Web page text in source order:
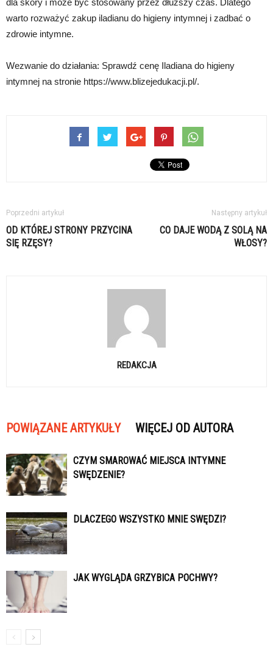
dla skóry i może być stosowany przez dłuższy czas. Dlatego
warto rozważyć zakup iladianu do higieny intymnej i zadbać o
zdrowie intymne.
Wezwanie do działania: Sprawdź cenę Iladiana do higieny
intymnej na stronie https://www.blizejedukacji.pl/.
Poprzedni artykuł
OD KTÓREJ STRONY PRZYCINA
SIĘ RZĘSY?
Następny artykuł
CO DAJE WODĄ Z SOLĄ NA
WŁOSY?
REDAKCJA
POWIĄZANE ARTYKUŁY WIĘCEJ OD AUTORA
CZYM SMAROWAĆ MIEJSCA INTYMNE
SWĘDZENIE?
DLACZEGO WSZYSTKO MNIE SWĘDZI?
JAK WYGLĄDA GRZYBICA POCHWY?